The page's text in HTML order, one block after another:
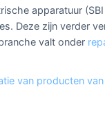
apparatuur
Deze zijn verder
valt onder
van producten